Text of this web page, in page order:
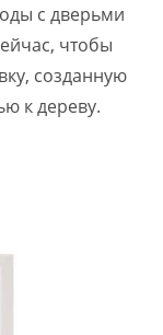
с дверьми
чтобы
созданную
к дереву.